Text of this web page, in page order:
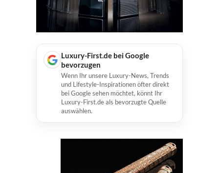
Luxury-First.de bei Google
bevorzugen
Wenn Ihr unsere Luxury-News, Trends
und Lifestyle-Inspirationen öfter direkt
bei Google sehen möchtet, könnt Ihr
Luxury-First.de als bevorzugte Quelle
auswählen.